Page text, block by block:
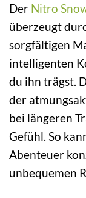
Der Nitro
überzeugt
sorgfältigen
intelligenten
du ihn trägst.
der
bei längeren
Gefühl. So
Abenteuer
unbequemen